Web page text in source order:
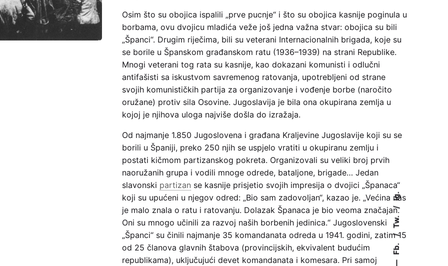
Fb.
Tw.
Ig.
Osim što su obojica ispalili „prve pucnje“ i što su obojica kasnije poginula u
borbama, ovu dvojicu mladića veže još jedna važna stvar: obojica su bili
„Španci“. Drugim riječima, bili su veterani Internacionalnih brigada, koje su
se borile u Španskom građanskom ratu (1936–1939) na strani Republike.
Mnogi veterani tog rata su kasnije, kao dokazani komunisti i odlučni
antifašisti sa iskustvom savremenog ratovanja, upotrebljeni od strane
svojih komunističkih partija za organizovanje i vođenje borbe (naročito
oružane) protiv sila Osovine. Jugoslavija je bila ona okupirana zemlja u
kojoj je njihova uloga najviše došla do izražaja.
Od najmanje 1.850 Jugoslovena i građana Kraljevine Jugoslavije koji su se
borili u Španiji, preko 250 njih se uspjelo vratiti u okupiranu zemlju i
postati kičmom partizanskog pokreta. Organizovali su veliki broj prvih
naoružanih grupa i vodili mnoge odrede, bataljone, brigade… Jedan
slavonski partizan se kasnije prisjetio svojih impresija o dvojici „Španaca“
koji su upućeni u njegov odred: „Bio sam zadovoljan“, kazao je. „Većina nas
je malo znala o ratu i ratovanju. Dolazak Španaca je bio veoma značajan.
Oni su mnogo učinili za razvoj naših borbenih jedinica.“ Jugoslovenski
„Španci“ su činili najmanje 35 komandanata odreda u 1941. godini, zatim 15
od 25 članova glavnih štabova (provincijskih, ekvivalent budućim
republikama), uključujući devet komandanata i komesara. Pri samoj